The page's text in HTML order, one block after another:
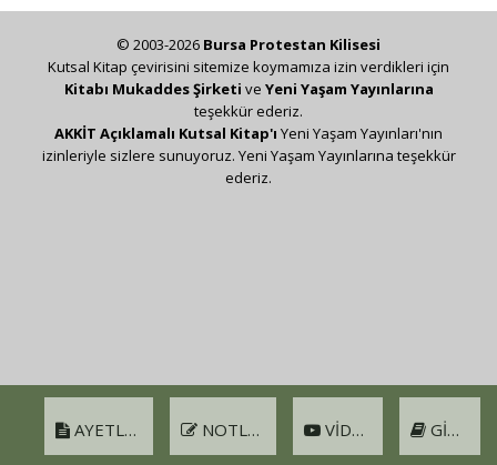
AYETLER NOTLAR VIDEO GIRIŞ
© 2003-2026 Bursa Protestan Kilisesi
Kutsal Kitap çevirisini sitemize koymamıza izin verdikleri için
Kitabı Mukaddes Şirketi ve Yeni Yaşam Yayınlarına
teşekkür ederiz.
AKKİT Açıklamalı Kutsal Kitap'ı Yeni Yaşam Yayınları'nın
izinleriyle sizlere sunuyoruz. Yeni Yaşam Yayınlarına teşekkür
ederiz.